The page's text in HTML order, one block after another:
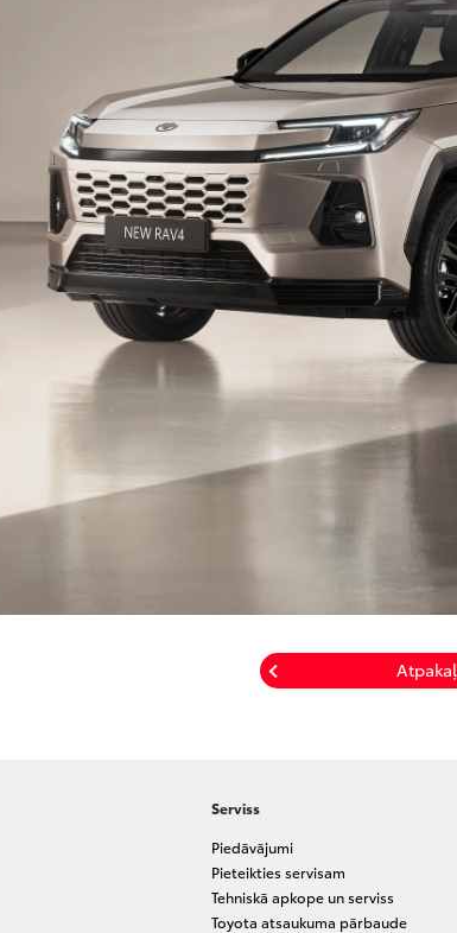
Atpakaļ
Serviss
Piedāvājumi
Pieteikties servisam
Tehniskā apkope un serviss
Toyota atsaukuma pārbaude